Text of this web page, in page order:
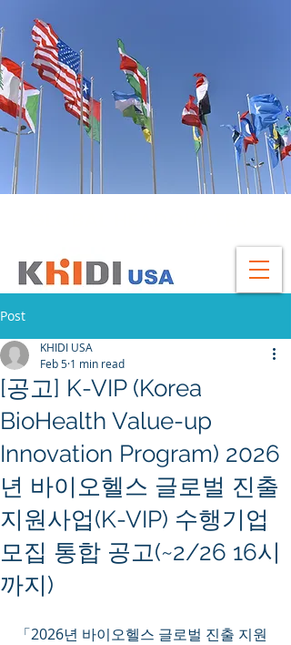
Post
[공고] K-VIP (Korea
BioHealth Value-up
Innovation Program) 2026
년 바이오헬스 글로벌 진출
지원사업(K-VIP) 수행기업
모집 통합 공고(~2/26 16시
까지)
KHIDI USA
Feb 5 1 min read
「2026년 바이오헬스 글로벌 진출 지원